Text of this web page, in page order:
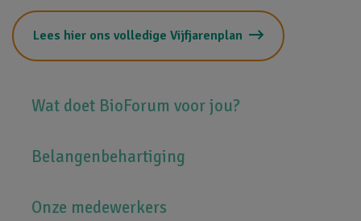
Hoofdnavigatie
Wat doet BioForum voor jou?
Belangenbehartiging
Onze medewerkers
Lees hier ons volledige Vijfjarenplan